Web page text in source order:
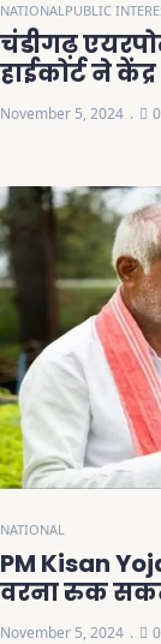
NATIONALPUBLIC
चंडीगढ़
हाईकोर्ट ने
November 5, 2024 0
NATIONAL
PM Kisan
वरना रुक
November 5, 2024 0